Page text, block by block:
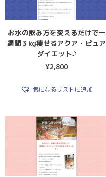
お水の飲み方を変えるだけで一
週間３kg痩せるアクア・ピュア
ダイエット♪
¥2,800
気になるリストに追加